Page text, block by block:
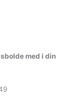
med i din